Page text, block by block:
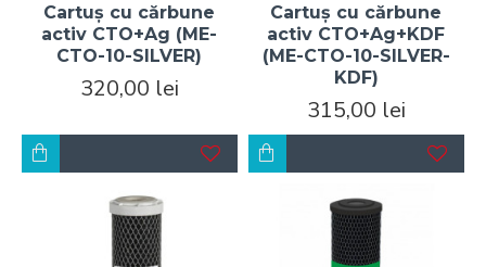
Cartuș cu cărbune
activ CTO+Ag (ME-
CTO-10-SILVER)
320,00 lei
Cartuș cu cărbune
activ CTO+Ag+KDF
(ME-CTO-10-SILVER-
KDF)
315,00 lei